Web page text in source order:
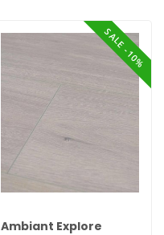
SALE -10%
Ambiant Explore